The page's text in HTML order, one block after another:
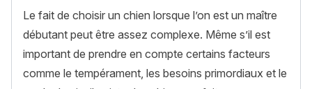
Le fait de choisir un chien lorsque l’on est un maître
débutant peut être assez complexe. Même s’il est
important de prendre en compte certains facteurs
comme le tempérament, les besoins primordiaux et le